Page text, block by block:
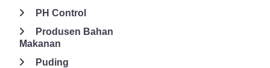
PH Control
Produsen Bahan
Makanan
Puding